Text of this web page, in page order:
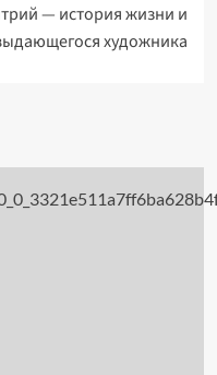
— история жизни и
художника